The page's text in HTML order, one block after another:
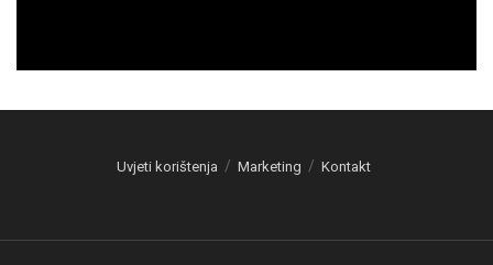
Uvjeti korištenja Marketing Kontakt